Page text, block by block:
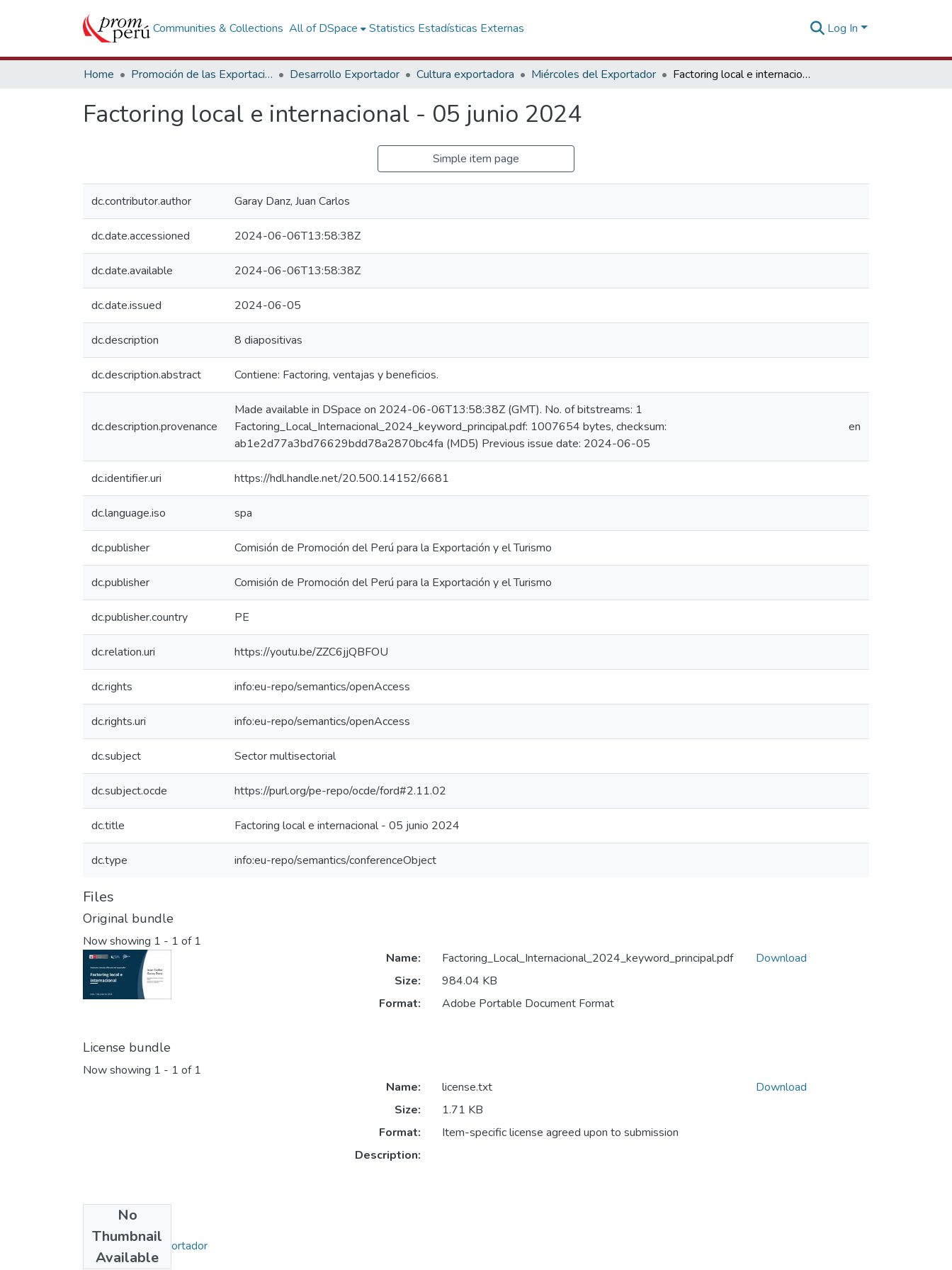
Communities & Collections All of DSpace Statistics Estadísticas Externas Log In
Home Promoción de las Exportaciones Desarrollo Exportador Cultura exportadora Miércoles del Exportador Factoring local e internacional - 05 junio 2024
Factoring local e internacional - 05 junio 2024
Simple item page
dc.contributor.author Garay Danz, Juan Carlos
dc.date.accessioned 2024-06-06T13:58:38Z
dc.date.available 2024-06-06T13:58:38Z
dc.date.issued 2024-06-05
dc.description 8 diapositivas
dc.description.abstract Contiene: Factoring, ventajas y beneficios.
dc.description.provenance
Made available in DSpace on 2024-06-06T13:58:38Z (GMT). No. of bitstreams: 1
Factoring_Local_Internacional_2024_keyword_principal.pdf: 1007654 bytes, checksum:
ab1e2d77a3bd76629bdd78a2870bc4fa (MD5) Previous issue date: 2024-06-05
en
dc.identifier.uri https://hdl.handle.net/20.500.14152/6681
dc.language.iso spa
dc.publisher Comisión de Promoción del Perú para la Exportación y el Turismo
dc.publisher Comisión de Promoción del Perú para la Exportación y el Turismo
dc.publisher.country PE
dc.relation.uri https://youtu.be/ZZC6jjQBFOU
dc.rights info:eu-repo/semantics/openAccess
dc.rights.uri info:eu-repo/semantics/openAccess
dc.subject Sector multisectorial
dc.subject.ocde https://purl.org/pe-repo/ocde/ford#2.11.02
dc.title Factoring local e internacional - 05 junio 2024
dc.type info:eu-repo/semantics/conferenceObject
Files
Original bundle
Now showing 1 - 1 of 1
Name:
Factoring_Local_Internacional_2024_keyword_principal.pdf
Size:
984.04 KB
Format:
Adobe Portable Document Format
Download
License bundle
Now showing 1 - 1 of 1
No
Thumbnail
Available
Name:
license.txt
Size:
1.71 KB
Format:
Item-specific license agreed upon to submission
Description:
Download
Collections
Miércoles del Exportador